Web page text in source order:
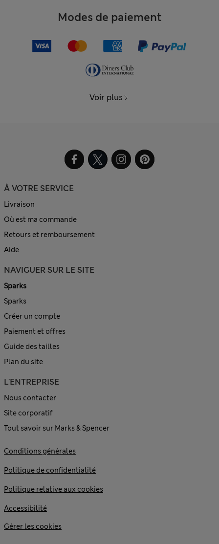
Modes de paiement
Voir plus
À VOTRE SERVICE
Livraison
Où est ma commande
Retours et remboursement
Aide
NAVIGUER SUR LE SITE
Sparks
Sparks
Créer un compte
Paiement et offres
Guide des tailles
Plan du site
L'ENTREPRISE
Nous contacter
Site corporatif
Tout savoir sur Marks & Spencer
Conditions générales
Politique de confidentialité
Politique relative aux cookies
Accessibilité
Gérer les cookies